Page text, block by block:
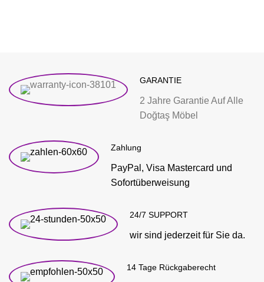
GARANTIE
2 Jahre Garantie Auf Alle
Doğtaş Möbel
Zahlung
PayPal, Visa Mastercard und
Sofortüberweisung
24/7 SUPPORT
wir sind jederzeit für Sie da.
14 Tage Rückgaberecht